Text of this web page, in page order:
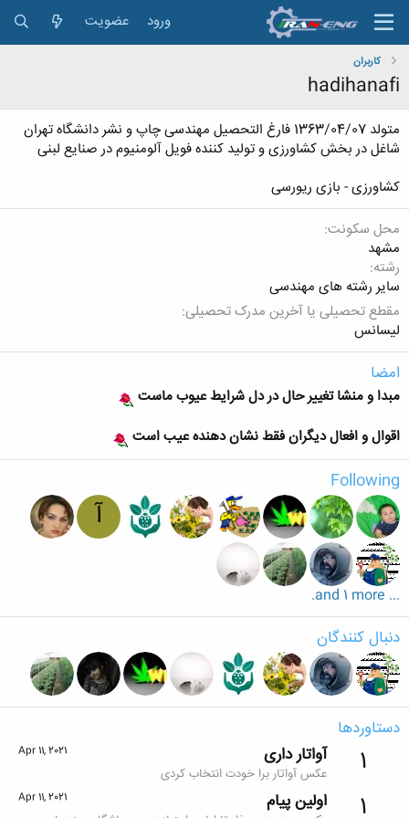
ورود عضویت
کاربران
hadihanafi
متولد 1363/04/07 فارغ التحصیل مهندسی چاپ و نشر دانشگاه تهران
شاغل در بخش کشاورزی و تولید کننده فویل آلومنیوم در صنایع لبنی
کشاورزی - بازی ریورسی
محل سکونت
مشهد
رشته
سایر رشته های مهندسی
مقطع تحصیلی یا آخرین مدرک تحصیلی
لیسانس
امضا
مبدا و منشا تغییر حال در دل شرایط عیوب ماست
اقوال و افعال دیگران فقط نشان دهنده عیب است
Following
آ
... and 1 more.
دنبال کنندگان
دستاوردها
1
Apr 11, 2021 آواتار داری
عکس آواتار برا خودت انتخاب کردی
1
Apr 11, 2021 اولین پیام